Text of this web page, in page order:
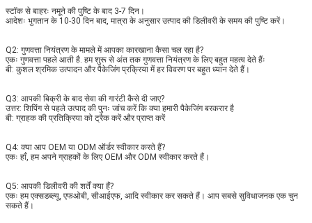
स्टॉक से बाहरः नमूने की पुष्टि के बाद 3-7 दिन।
आदेशः भुगतान के 10-30 दिन बाद, मात्रा के अनुसार उत्पाद की डिलीवरी के समय की पुष्टि करें।
Q2: गुणवत्ता नियंत्रण के मामले में आपका कारखाना कैसा चल रहा है?
एकः गुणवत्ता पहले आती है. हम शुरू से अंत तक गुणवत्ता नियंत्रण के लिए बहुत महत्व देते हैंः
बी: कुशल श्रमिक उत्पादन और पैकेजिंग प्रक्रिया में हर विवरण पर बहुत ध्यान देते हैं।
Q3: आपकी बिक्री के बाद सेवा की गारंटी कैसे दी जाए?
उत्तर: शिपिंग से पहले उत्पाद की पुनः जांच करें कि क्या हमारी पैकेजिंग बरकरार है
बी: ग्राहक की प्रतिक्रिया को ट्रैक करें और प्राप्त करें
Q4: क्या आप OEM या ODM ऑर्डर स्वीकार करते हैं?
एकः हाँ, हम अपने ग्राहकों के लिए OEM और ODM स्वीकार करते हैं।
Q5: आपकी डिलीवरी की शर्तें क्या हैं?
एकः हम एक्सडब्ल्यू, एफओबी, सीआईएफ, आदि स्वीकार कर सकते हैं। आप सबसे सुविधाजनक एक चुन
सकते हैं।